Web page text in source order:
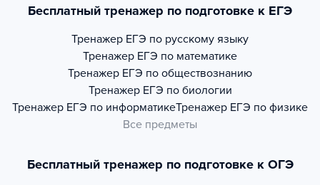
Бесплатный тренажер по подготовке к ЕГЭ
Тренажер ЕГЭ по русскому языку
Тренажер ЕГЭ по математике
Тренажер ЕГЭ по обществознанию
Тренажер ЕГЭ по биологии
Тренажер ЕГЭ по информатикеТренажер ЕГЭ по физике
Все предметы
Бесплатный тренажер по подготовке к ОГЭ